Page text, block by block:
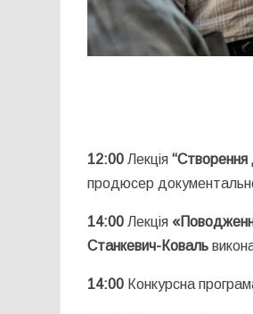
12:00Лекція“Створення
продюсер
14:00Лекція
Станкевич-Коваль
14:00 Конкурсна